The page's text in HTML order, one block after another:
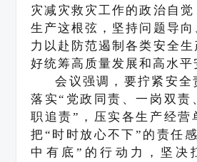
灾减灾救灾工作的政治自
生产这根弦，坚持问题导向
力以赴防范遏制各类安全
好统筹高质量发展和高水平
会议强调，要拧紧安全
落实“党政同责、一岗双责
职追责”，压实各生产经营
把“时时放心不下”的责任
中有底”的行动力，坚决